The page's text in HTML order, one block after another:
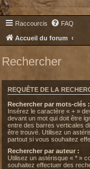
Raccourcis FAQ
Accueil du forum
Rechercher
REQUÊTE DE LA
Rechercher par mots-clés :
Insérez le caractère « + »
devant un mot qui doit être
entre des barres verticales
être trouvé. Utilisez un
partout si vous souhaitez
Rechercher par auteur :
Utilisez un astérisque « * »
souhaitez effectuer des